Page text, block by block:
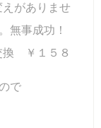
がありませ
無事成功！
換 ￥１５８
で